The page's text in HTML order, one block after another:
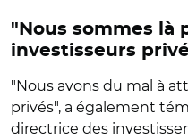
"Nous sommes là
investisseurs
"Nous avons du mal à
privés", a également
directrice des